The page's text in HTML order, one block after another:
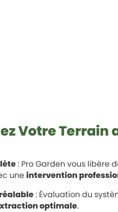
Votre Terrain
: Pro Garden vous libère
uneintervention
: Évaluation du
optimale.